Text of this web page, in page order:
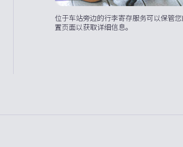
位于车站旁边的行李寄存服务可以保管
置页面以获取详细信息。